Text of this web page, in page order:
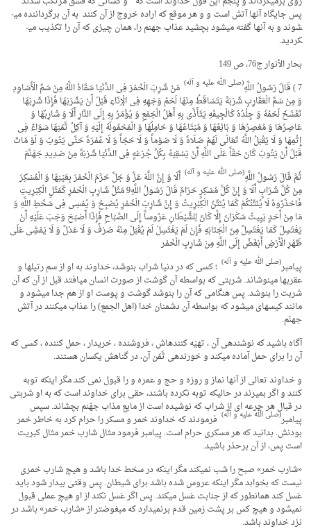
پس جایگاه آنها آتش است و و هر موقع که اراده خروج از آن کنند به آن برگرداننده می­
شوند و به آن­ها گفته می­شود بچشید عذاب جهنم را، همان چیزی که آن را تکذیب می­
کردید.
بحار الأنوار ج‏76، ص 149
7 ) قَالَ رَسُولُ اللَّهِ
(صلی الله علیه و آله) ‏ ‏ مَنْ شَرِبَ الْخَمْرَ فِی الدُّنْیَا سَقَاهُ اللَّهُ مِنْ سَمِّ الْأَسَاوِدِ
وَ مِنْ سَمِّ الْعَقَارِبِ شَرْبَهً یَتَسَاقَطُ مِنْهَا لَحْمُ وَجْهِهِ فِی الْإِنَاءِ قَبْلَ أَنْ یَشْرَبَهَا فَإِذَا شَرِبَهَا
تَفَسَّخَ لَحْمُهُ وَ جِلْدُهُ کَالْجِیفَهِ یَتَأَذَّى بِهِ أَهْلُ الْجَمْعِ وَ یُؤْمَرُ بِهِ إِلَى النَّارِ أَلَا وَ شَارِبُهَا وَ
عَاصِرُهَا وَ مُعْصِرُهَا وَ بَائِعُهَا وَ مُبْتَاعُهَا وَ حَامِلُهَا وَ الْمَحْمُولَهُ إِلَیْهِ وَ آکِلُ ثَمَنِهَا سَوَاءٌ فِی
إِثْمِهَا وَ لَا یَقْبَلُ اللَّهُ تَعَالَى لَهُمْ صَلَاهً وَ لَا صَوْماً وَ لَا حَجّاً وَ لَا عُمْرَهً حَتَّى یَتُوبَ وَ لَوْ مَاتَ
قَبْلَ أَنْ یَتُوبَ کَانَ حَقّاً عَلَى اللَّهِ أَنْ یَسْقِیَهُ بِکُلِّ جُرْعَهٍ فِی الدُّنْیَا شَرْبَهً مِنْ صَدِیدِ جَهَنَّمَ
ثُمَّ قَالَ رَسُولُ اللَّهِ(صلی الله علیه و آله) ‏ أَلَا وَ إِنَّ اللَّهَ عَزَّ وَ جَلَّ حَرَّمَ الْخَمْرَ بِعَیْنِهَا وَ الْمُسْکِرَ
مِنْ کُلِّ شَرَابٍ أَلَا وَ إِنَّ کُلَّ مُسْکِرٍ حَرَامٌ قَالَ رَسُولُ اللَّهِ9 مَثَلُ‏ شَارِبِ‏ الْخَمْرِ کَمَثَلِ الْکِبْرِیتِ
فَاحْذَرُوهُ لَا یُنَتِّنُکُمْ کَمَا یُنَتِّنُ الْکِبْرِیتُ وَ إِنَّ شَارِبَ الْخَمْرِ یُصْبِحُ وَ یُمْسِی فِی سَخَطِ اللَّهِ وَ
مَا مِنْ أَحَدٍ یَبِیتُ سَکْرَانَ إِلَّا کَانَ لِلشَّیْطَانِ عَرُوساً إِلَى الصَّبَاحِ فَإِذَا أَصْبَحَ وَجَبَ عَلَیْهِ أَنْ
یَغْتَسِلَ‏ کَمَا یَغْتَسِلُ مِنَ الْجَنَابَهِ فَإِنْ لَمْ یَغْتَسِلْ لَمْ یُقْبَلْ مِنْهُ صَرْفٌ وَ لَا عَدْلٌ وَ لَا یَمْشِی عَلَى
ظَهْرِ الْأَرْضِ أَبْغَضُ إِلَى اللَّهِ مِنْ شَارِبِ الْخَمْر
پیامبر(صلی الله علیه و آله) ‏ ؛ کسی که در دنیا شراب بنوشد، خداوند به او از سم رتیل­ها و
عقرب­ها می­نوشاند. شربتی که بواسطه آن گوشت از صورت انسان می­افتد قبل از آن که آن
شربت را بنوشد. پس هنگامی که آن را بنوشد گوشت و پوست او از هم جدا می­شود و
مانند کیسه­ای می­شود که بواسطه آن دشمنان خدا (اهل الجمع) را عذاب می­کنند در آتش
جهنّم.
آگاه باشید که نوشنده­ی آن ، تهیّه کننده­اش ، فروشنده ، خریدار ، حمل کننده ، کسی که
آن را برای حمل آماده می­کند و خورنده­ی ثَمَن آن، در گناهش یکسان هستند.
و خداوند تعالی از آنها نماز و روزه و حج و عمره و را قبول نمی کند مگر اینکه توبه
کنند و اگر بمیرند در حالیکه توبه نکرده باشند، حقی برای خداوند است که به او شربتی
در قبال هر جرعه ای از شراب که نوشیده است از مایع مذاب جهّنم بچشاند. سپس
پیامبر(صلی الله علیه و آله) ‏ فرمودند که خداوند خمر و مسکر را حرام کرد به خاطر خمر
بودنش. بدانید که هر مسکری حرام است. پیامبر فرمود مثال شارب خمر مثال کبریت
است پس، از آن برحذر باشید.
«شارب خمر» صبح را شب نمی­کند مگر اینکه در سخط خدا باشد و هیچ شارب خمری
نیست که بخوابد مگر اینکه عروس شده باشد برای شیطان. پس وقتی بیدار شود باید
غسل کند همانطور که از جنابت غسل می­کند. پس اگر غسل نکند از او هیچ عملی قبول
نمی­شود و هیچ کس بر پشت زمین قدم برنمی­دارد که مبغوض­تر از «شارب خمر» باشد در
نزد خداوند باشد.